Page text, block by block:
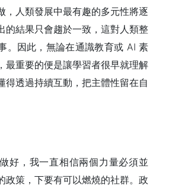
，人類發展中最有趣的多元性將逐
的結果只會趨於一致，這對人類整
。因此，無論在通識教育或 AI 素
最重要的便是讓學習者很早就理解
得透過持續互動，把主體性留在自
好，我一直相信兩個力量必須並
政策，下要有可以燃燒的社群。政